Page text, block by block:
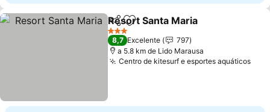
PartilharAdicionar aos favoritos
Resort Santa Maria
3 Estrelas
8,7 Excelente
797
a 5.8 km de Lido Marausa
Centro de kitesurf e esportes aquáticosVer